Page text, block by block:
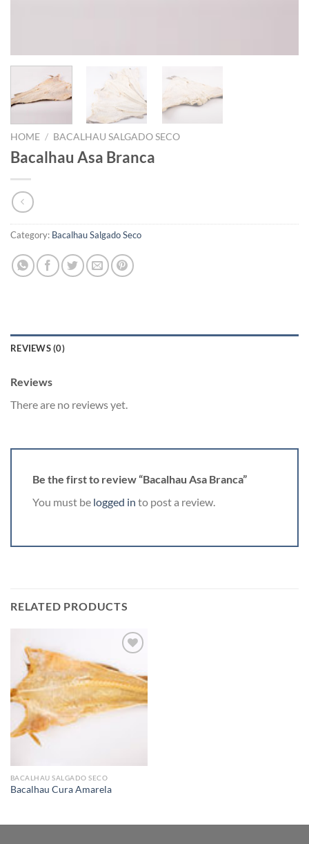
HOME / BACALHAU SALGADO SECO
Bacalhau Asa Branca
Category: Bacalhau Salgado Seco
REVIEWS (0)
Reviews
There are no reviews yet.
Be the first to review “Bacalhau Asa Branca”
You must be logged in to post a review.
RELATED PRODUCTS
Add to
wishlist
BACALHAU SALGADO SECO
Bacalhau Cura Amarela